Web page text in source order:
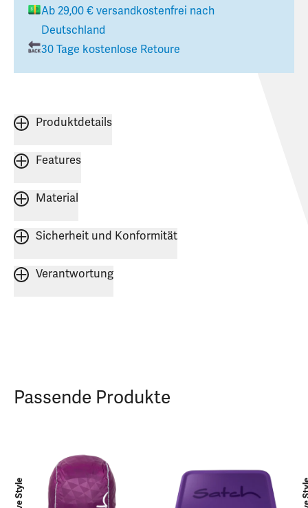
Ab 29,00 € versandkostenfrei nach
Deutschland
30 Tage kostenlose Retoure
Produktdetails
Features
Material
Sicherheit und Konformität
Verantwortung
Passende Produkte